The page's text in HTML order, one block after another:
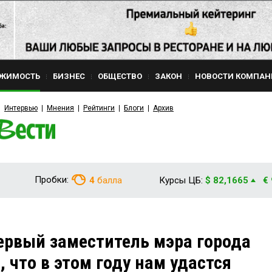
БИЗНЕС ОБЩЕСТВО ЗАКОН НОВОСТИ
Интервью Мнения Рейтинги Блоги Архив
Пробки: 4 балла Курсы ЦБ: $ 82,1665 €
заместитель мэра города
в этом году нам удастся